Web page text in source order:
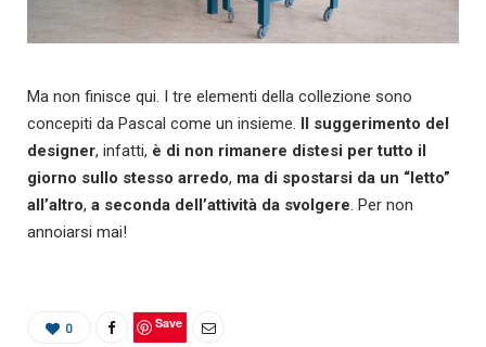
Ma non finisce qui. I tre elementi della collezione sono
concepiti da Pascal come un insieme. Il suggerimento del
designer, infatti, è di non rimanere distesi per tutto il
giorno sullo stesso arredo, ma di spostarsi da un “letto”
all’altro, a seconda dell’attività da svolgere . Per non
annoiarsi mai!
0 Save